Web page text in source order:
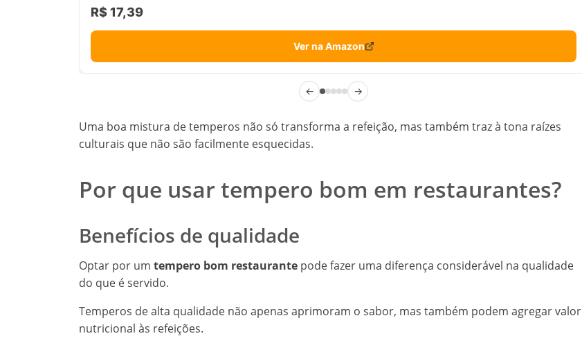
R$ 17,39
Ver na Amazon
← →
Uma boa mistura de temperos não só transforma a refeição, mas também traz à tona raízes
culturais que não são facilmente esquecidas.
Por que usar tempero bom em restaurantes?
Benefícios de qualidade
Optar por um tempero bom restaurante pode fazer uma diferença considerável na qualidade
do que é servido.
Temperos de alta qualidade não apenas aprimoram o sabor, mas também podem agregar valor
nutricional às refeições.